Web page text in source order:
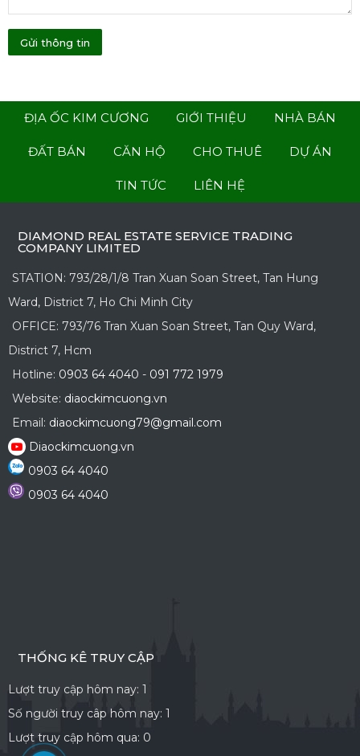
ĐỊA ỐC KIM CƯƠNG GIỚI THIỆU NHÀ BÁN
ĐẤT BÁN CĂN HỘ CHO THUÊ DỰ ÁN
TIN TỨC LIÊN HỆ
DIAMOND REAL ESTATE SERVICE TRADING
COMPANY LIMITED
STATION: 793/28/1/8 Tran Xuan Soan Street, Tan Hung
Ward, District 7, Ho Chi Minh City
OFFICE: 793/76 Tran Xuan Soan Street, Tan Quy Ward,
District 7, Hcm
Hotline: 0903 64 4040 - 091 772 1979
Website: diaockimcuong.vn
Email: diaockimcuong79@gmail.com
Diaockimcuong.vn
0903 64 4040
0903 64 4040
THỐNG KÊ TRUY CẬP
Lượt truy cập hôm nay: 1
Số người truy câp hôm nay: 1
Lượt truy cập hôm qua: 0